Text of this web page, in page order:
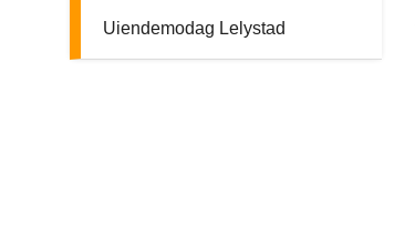
Uiendemodag Lelystad